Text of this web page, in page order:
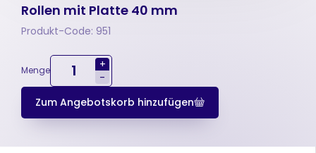
Rollen mit Platte 40 mm
Produkt-Code: 951
Menge
+
-
Zum Angebotskorb hinzufügen